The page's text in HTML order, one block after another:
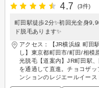
4.7
(3件)
町田駅徒歩2分✨初回光全身
ド脱毛あります✨
アクセス：【JR横浜線 町田
し】東京都町田市/町田/相模
光脱毛【道案内】JR町田駅
を通過して直進。チョコザ
ンションのレジエールイー